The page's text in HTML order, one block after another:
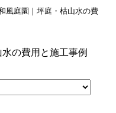
風庭園｜坪庭・枯山水の費
の費用と施工事例